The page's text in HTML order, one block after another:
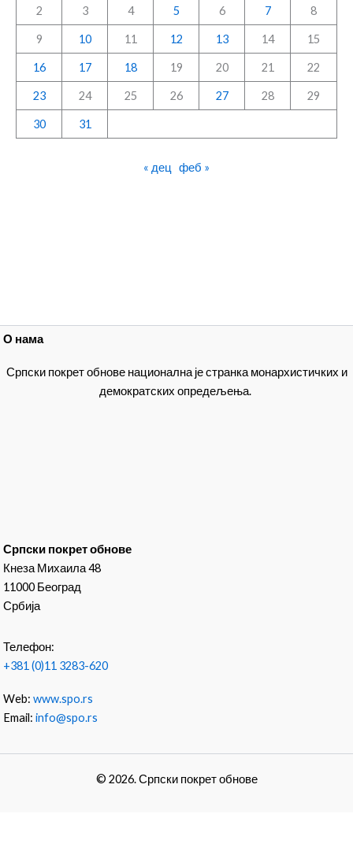
2 3 4 5 6 7 8
9 10 11 12 13 14 15
16 17 18 19 20 21 22
23 24 25 26 27 28 29
30 31
« дец феб »
О нама
Српски покрет обнове национална је странка монархистичких и
демократских опредељења.
Српски покрет обнове
Кнеза Михаила 48
11000 Београд
Србија
Телефон:
+381 (0)11 3283-620
Web:www.spo.rs
Email:info@spo.rs
© 2026. Српски покрет обнове